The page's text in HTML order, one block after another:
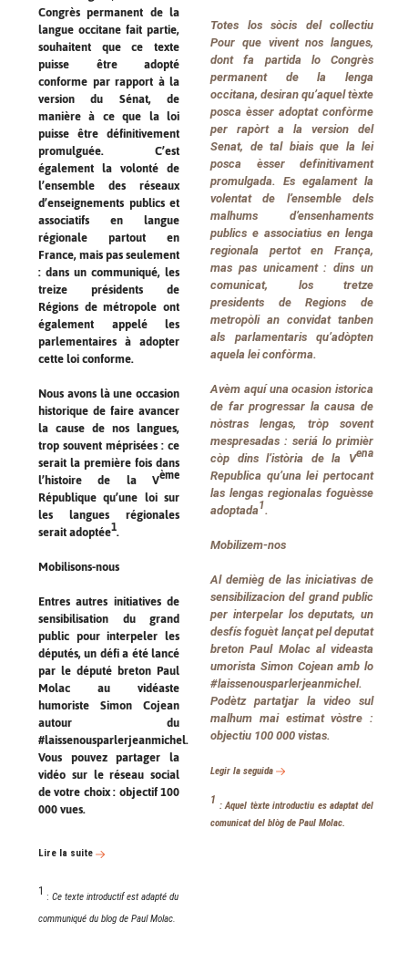
Congrès permanent de la
langue occitane fait partie,
souhaitent que ce texte
puisse être adopté
conforme par rapport à la
version du Sénat, de
manière à ce que la loi
puisse être définitivement
promulguée. C’est
également la volonté de
l’ensemble des réseaux
d’enseignements publics et
associatifs en langue
régionale partout en
France, mais pas seulement
: dans un communiqué, les
treize présidents de
Régions de métropole ont
également appelé les
parlementaires à adopter
cette loi conforme.
Nous avons là une occasion
historique de faire avancer
la cause de nos langues,
trop souvent méprisées : ce
serait la première fois dans
l’histoire de la Vème
République qu’une loi sur
les langues régionales
serait adoptée1.
Mobilisons-nous
Entres autres initiatives de
sensibilisation du grand
public pour interpeler les
députés, un défi a été lancé
par le député breton Paul
Molac au vidéaste
humoriste Simon Cojean
autour du
#laissenousparlerjeanmichel.
Vous pouvez partager la
vidéo sur le réseau social
de votre choix : objectif 100
000 vues.
Lire la suite
1 : Ce texte introductif est adapté du
communiqué du blog de Paul Molac.
Totes los sòcis del collectiu
Pour que vivent nos langues,
dont fa partida lo Congrès
permanent de la lenga
occitana, desiran qu’aquel tèxte
posca èsser adoptat confòrme
per rapòrt a la version del
Senat, de tal biais que la lei
posca èsser definitivament
promulgada. Es egalament la
volentat de l’ensemble dels
malhums d’ensenhaments
publics e associatius en lenga
regionala pertot en França,
mas pas unicament : dins un
comunicat, los tretze
presidents de Regions de
metropòli an convidat tanben
als parlamentaris qu’adòpten
aquela lei confòrma.
Avèm aquí una ocasion istorica
de far progressar la causa de
nòstras lengas, tròp sovent
mespresadas : seriá lo primièr
còp dins l’istòria de la Vena
Republica qu’una lei pertocant
las lengas regionalas foguèsse
adoptada1.
Mobilizem-nos
Al demièg de las iniciativas de
sensibilizacion del grand public
per interpelar los deputats, un
desfís foguèt lançat pel deputat
breton Paul Molac al videasta
umorista Simon Cojean amb lo
#laissenousparlerjeanmichel.
Podètz partatjar la video sul
malhum mai estimat vòstre :
objectiu 100 000 vistas.
Legir la seguida
1 : Aquel tèxte introductiu es adaptat del
comunicat del blòg de Paul Molac.